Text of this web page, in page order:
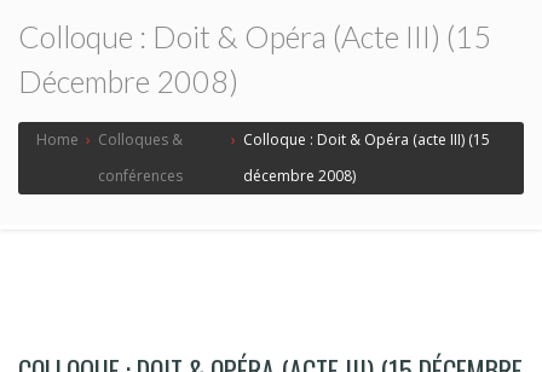
Colloque : Doit & Opéra (acte III) (15
Décembre 2008)
Home › Colloques &
conférences
› Colloque : Doit & Opéra (acte III) (15
décembre 2008)